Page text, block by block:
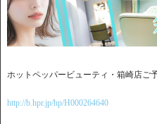
ホットペッパービューティ・箱崎店ご
http://b.hpr.jp/hp/H000264640